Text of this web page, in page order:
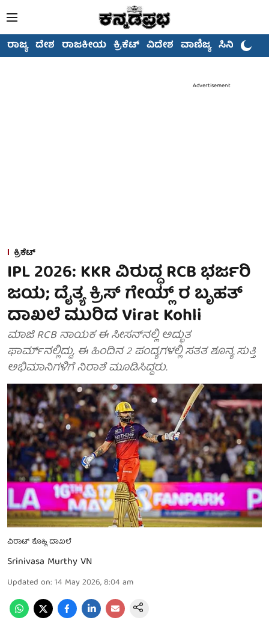
ರಾಜ್ಯ ದೇಶ ರಾಜಕೀಯ ಕ್ರಿಕೆಟ್ ವಿದೇಶ ವಾಣಿಜ್ಯ ಸಿನಿಮಾ
Advertisement
ಕ್ರಿಕೆಟ್
IPL 2026: KKR ವಿರುದ್ಧ RCB ಭರ್ಜರಿ
ಜಯ; ದೈತ್ಯ ಕ್ರಿಸ್ ಗೇಯ್ಲ್ ರ ಬೃಹತ್
ದಾಖಲೆ ಮುರಿದ Virat Kohli
ಮಾಜಿ RCB ನಾಯಕ ಈ ಸೀಸನ್‌ನಲ್ಲಿ ಅದ್ಭುತ
ಫಾರ್ಮ್‌ನಲ್ಲಿದ್ದು, ಈ ಹಿಂದಿನ 2 ಪಂದ್ಯಗಳಲ್ಲಿ ಸತತ ಶೂನ್ಯ ಸುತ್ತಿ
ಅಭಿಮಾನಿಗಳಿಗೆ ನಿರಾಶೆ ಮೂಡಿಸಿದ್ದರು.
ವಿರಾಟ್ ಕೊಹ್ಲಿ ದಾಖಲೆ
Srinivasa Murthy VN
Updated on: 14 May 2026, 8:04 am